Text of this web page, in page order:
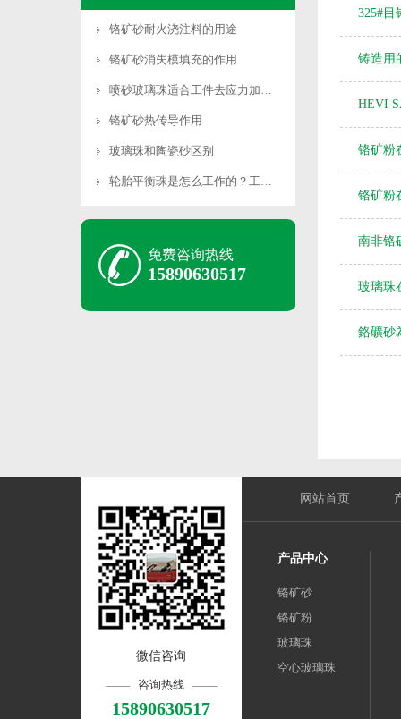
铬矿砂耐火浇注料的用途
铬矿砂消失模填充的作用
喷砂玻璃珠适合工件去应力加工吗
铬矿砂热传导作用
玻璃珠和陶瓷砂区别
轮胎平衡珠是怎么工作的？工作原理是什么？
免费咨询热线
15890630517
325#目
铸造用
HEVI
铬矿粉
铬矿粉
南非铬
玻璃珠
鉻礦砂
微信咨询
咨询热线
15890630517
网站首页
产品中心
铬矿砂
铬矿粉
玻璃珠
空心玻璃珠